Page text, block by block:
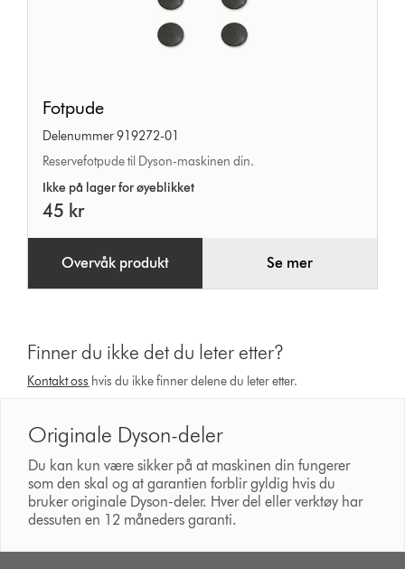
Fotpude
Delenummer 919272-01
Reservefotpude til Dyson-maskinen din.
Ikke på lager for øyeblikket
45 kr
Overvåk produkt Se mer
Finner du ikke det du leter etter?
Kontakt oss hvis du ikke finner delene du leter etter.
Originale Dyson-deler
Du kan kun være sikker på at maskinen din fungerer
som den skal og at garantien forblir gyldig hvis du
bruker originale Dyson-deler. Hver del eller verktøy har
dessuten en 12 måneders garanti.